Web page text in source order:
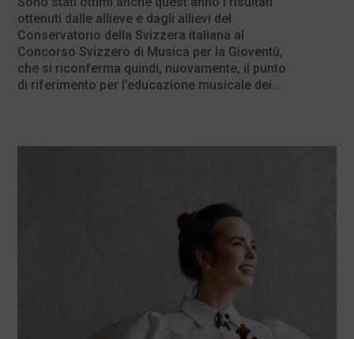
ottenuti dalle allieve e dagli allievi del
Conservatorio della Svizzera italiana al
Concorso Svizzero di Musica per la Gioventù,
che si riconferma quindi, nuovamente, il punto
di riferimento per l’educazione musicale dei...